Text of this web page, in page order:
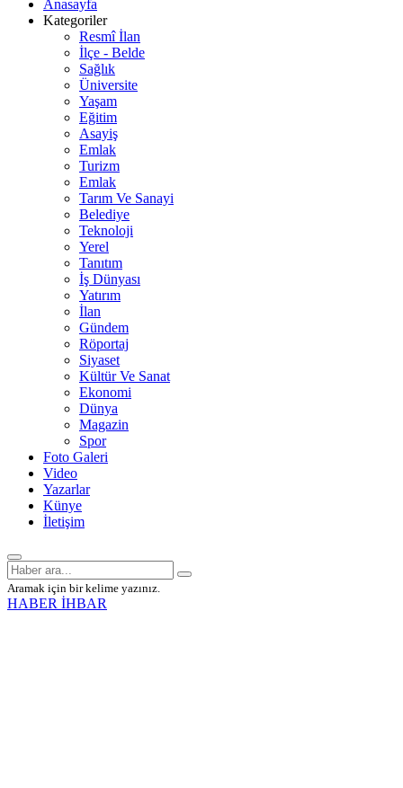
Anasayfa
Kategoriler
Resmî İlan
İlçe - Belde
Sağlık
Üniversite
Yaşam
Eğitim
Asayiş
Emlak
Turizm
Emlak
Tarım Ve Sanayi
Belediye
Teknoloji
Yerel
Tanıtım
İş Dünyası
Yatırım
İlan
Gündem
Röportaj
Siyaset
Kültür Ve Sanat
Ekonomi
Dünya
Magazin
Spor
Foto Galeri
Video
Yazarlar
Künye
İletişim
Aramak için bir kelime yazınız.
HABER İHBAR